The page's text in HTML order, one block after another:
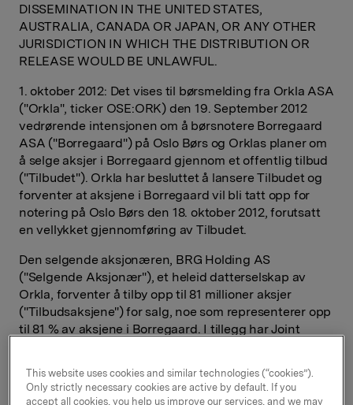
DISSEMINATION IN THE UNITED STATES,
AUSTRALIA, CANADA OR JAPAN, OR ANY OTHER
JURISDICTION IN WHICH THE DISTRIBUTION OR
RELEASE WOULD BE UNLAWFUL.
1. oktober 2012: Det vises til børsmelding fra Orkla ASA
("Orkla", ticker OSE:ORK) den 19. September 2012
vedrørende intensjonen om å børsnotere Borregaard
ASA ("Borregaard") på Oslo Børs og Orklas planer om
å selge aksjer i Borregaard gjennom et offentlig tilbud
("Tilbudet"). Orkla har besluttet å lansere Tilbudet og
forventer at aksjene i Borregaard vil bli tatt opp for
notering på Oslo Børs den 18. oktober 2012, forutsatt
en vellykket gjennomføring av Tilbudet.
Den selgende aksjonæren, BRG Holding AS
("Selgende Aksjonær"), et heleid datterselskap av
Orkla, forventer å tilby opp til 81 millioner aksjer
("Tilbudsaksjene") for salg, noe som representerer opp
til 81 % av aksjene i Borregaard. I tillegg har Joint
tilsvarende opp til 15 % av det endelige antallet
Tilbudsaksjer som selges i Tilbudet.
This website uses cookies and similar technologies (“cookies”).
Only strictly necessary cookies are active by default. If you
accept all cookies, you help us improve our services, and we may